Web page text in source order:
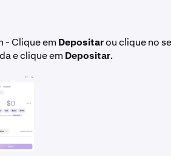
- Clique em Depositarou clique no
e clique em Depositar.